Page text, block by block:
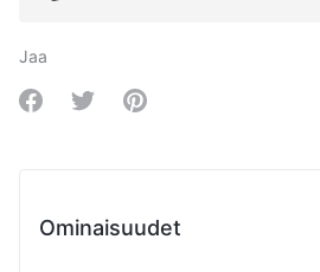
Jaa
Share on Facebook
Share on Twitter
Share on Pinterest
Ominaisuudet